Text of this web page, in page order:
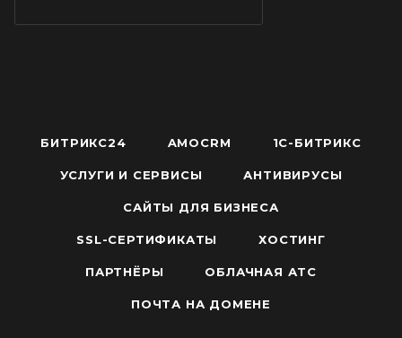
БИТРИКС24 AMOCRM 1С-БИТРИКС
УСЛУГИ И СЕРВИСЫ АНТИВИРУСЫ
САЙТЫ ДЛЯ БИЗНЕСА
SSL-СЕРТИФИКАТЫ ХОСТИНГ
ПАРТНЁРЫ ОБЛАЧНАЯ АТС
ПОЧТА НА ДОМЕНЕ